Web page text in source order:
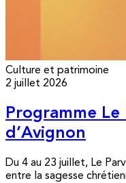
Culture et patrimoine
2 juillet 2026
Programme Le
d’Avignon
Du 4 au 23 juillet, Le
entre la sagesse